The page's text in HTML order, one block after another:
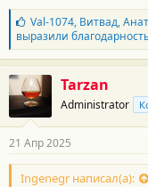
Б
л
а
г
о
д
а
р
о
с
т
Val-1074, Витвад,
выразили
Tarzan
Administrator
21 Апр 2025
Ingenegr написал(а):